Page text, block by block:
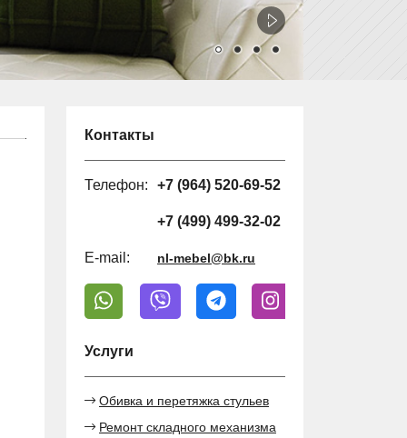
Контакты
Телефон: +7 (964) 520-69-52
+7 (499) 499-32-02
E-mail: nl-mebel@bk.ru
Услуги
Обивка и перетяжка стульев
Ремонт складного механизма